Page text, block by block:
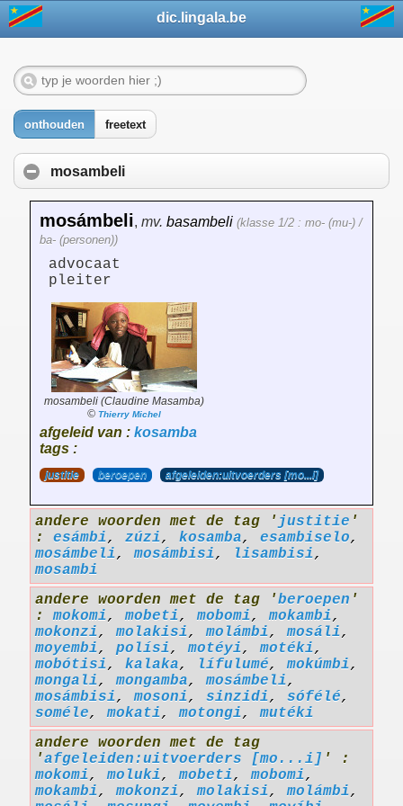
dic.lingala.be
onthouden freetext
mosambeli
mosámbeli, mv. basambeli (klasse 1/2 : mo- (mu-) /
ba- (personen))
advocaat
pleiter
mosambeli (Claudine Masamba)
© Thierry Michel
afgeleid van : kosamba
tags :
justitie beroepen afgeleiden:uitvoerders [mo...i]
andere woorden met de tag ' justitie '
: esámbi, zúzi, kosamba, esambiselo,
mosámbeli,mosámbisi, lisambisi,
mosambi
andere woorden met de tag 'beroepen '
:mokomi,mobeti,mobomi,mokambi,
mokonzi,molakisi,molámbi,mosáli,
moyembi, polísi,motéyi,motéki,
mobótisi, kalaka, lífulumé,mokúmbi,
mongali,mongamba,mosámbeli,
mosámbisi,mosoni, sinzidi, sófélé,
soméle,mokati,motongi,mutéki
andere woorden met de tag
'afgeleiden:uitvoerders [mo...i] ' :
mokomi,moluki,mobeti,mobomi,
mokambi,mokonzi,molakisi,molámbi,